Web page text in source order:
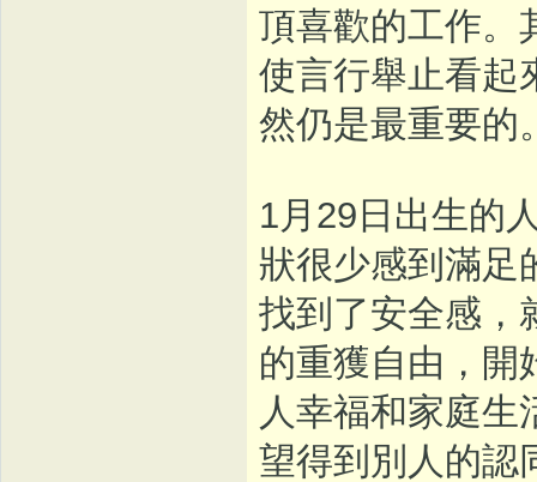
頂喜歡的工作。
使言行舉止看起
然仍是最重要的
1月29日出生的
狀很少感到滿足
找到了安全感，
的重獲自由，開
人幸福和家庭
望得到別人的認